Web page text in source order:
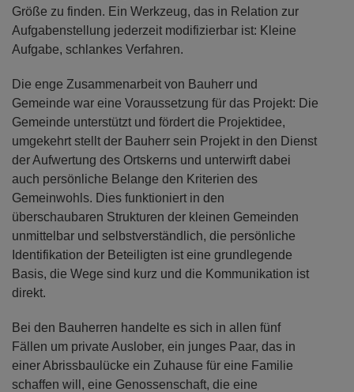
Größe zu finden. Ein Werkzeug, das in Relation zur
Aufgabenstellung jederzeit modifizierbar ist: Kleine
Aufgabe, schlankes Verfahren.
Die enge Zusammenarbeit von Bauherr und
Gemeinde war eine Voraussetzung für das Projekt: Die
Gemeinde unterstützt und fördert die Projektidee,
umgekehrt stellt der Bauherr sein Projekt in den Dienst
der Aufwertung des Ortskerns und unterwirft dabei
auch persönliche Belange den Kriterien des
Gemeinwohls. Dies funktioniert in den
überschaubaren Strukturen der kleinen Gemeinden
unmittelbar und selbstverständlich, die persönliche
Identifikation der Beteiligten ist eine grundlegende
Basis, die Wege sind kurz und die Kommunikation ist
direkt.
Bei den Bauherren handelte es sich in allen fünf
Fällen um private Auslober, ein junges Paar, das in
einer Abrissbaulücke ein Zuhause für eine Familie
schaffen will, eine Genossenschaft, die eine